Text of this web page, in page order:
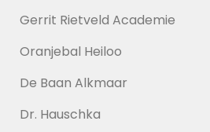
Gerrit Rietveld Academie
Oranjebal Heiloo
De Baan Alkmaar
Dr. Hauschka